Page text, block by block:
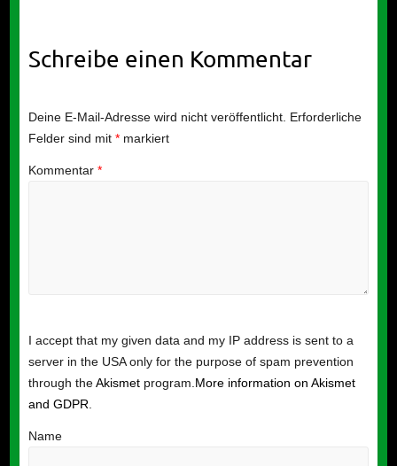
Schreibe einen Kommentar
Deine E-Mail-Adresse wird nicht veröffentlicht. Erforderliche
Felder sind mit *markiert
Kommentar *
I accept that my given data and my IP address is sent to a
server in the USA only for the purpose of spam prevention
through theAkismetprogram. More information on Akismet
and GDPR
Name